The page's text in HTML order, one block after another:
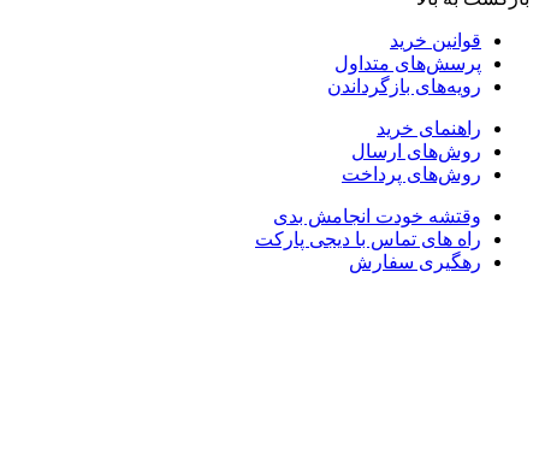
قوانین خرید
پرسش‌های متداول
رویه‌های بازگرداندن
راهنمای خرید
روش‌های ارسال
روش‌های پرداخت
وقتشه خودت انجامش بدی
راه های تماس با دیجی پارکت
رهگیری سفارش